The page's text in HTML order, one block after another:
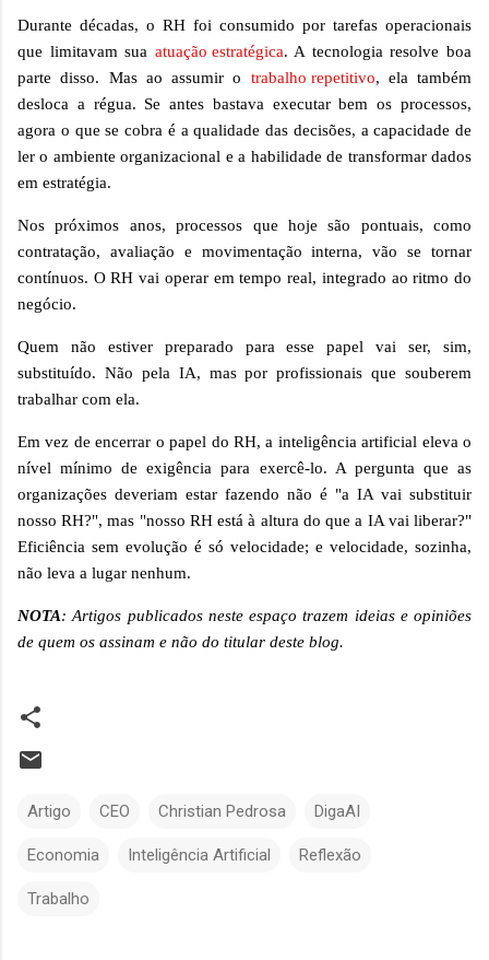
Durante décadas, o RH foi consumido por tarefas operacionais
que limitavam sua atuação estratégica. A tecnologia resolve boa
parte disso. Mas ao assumir o trabalho repetitivo, ela também
desloca a régua. Se antes bastava executar bem os processos,
agora o que se cobra é a qualidade das decisões, a capacidade de
ler o ambiente organizacional e a habilidade de transformar dados
em estratégia.
Nos próximos anos, processos que hoje são pontuais, como
contratação, avaliação e movimentação interna, vão se tornar
contínuos. O RH vai operar em tempo real, integrado ao ritmo do
negócio.
Quem não estiver preparado para esse papel vai ser, sim,
substituído. Não pela IA, mas por profissionais que souberem
trabalhar com ela.
Em vez de encerrar o papel do RH, a inteligência artificial eleva o
nível mínimo de exigência para exercê-lo. A pergunta que as
organizações deveriam estar fazendo não é "a IA vai substituir
nosso RH?", mas "nosso RH está à altura do que a IA vai liberar?"
Eficiência sem evolução é só velocidade; e velocidade, sozinha,
não leva a lugar nenhum.
NOTA: Artigos publicados neste espaço trazem ideias e opiniões
de quem os assinam e não do titular deste blog.
Artigo CEO Christian Pedrosa DigaAI
Economia Inteligência Artificial Reflexão
Trabalho